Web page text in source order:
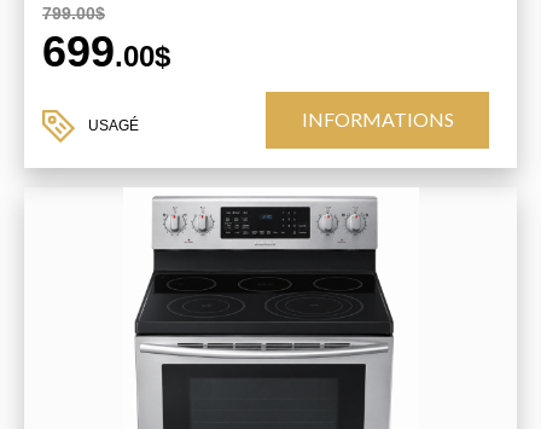
799.00$
699.00$
USAGÉ INFORMATIONS